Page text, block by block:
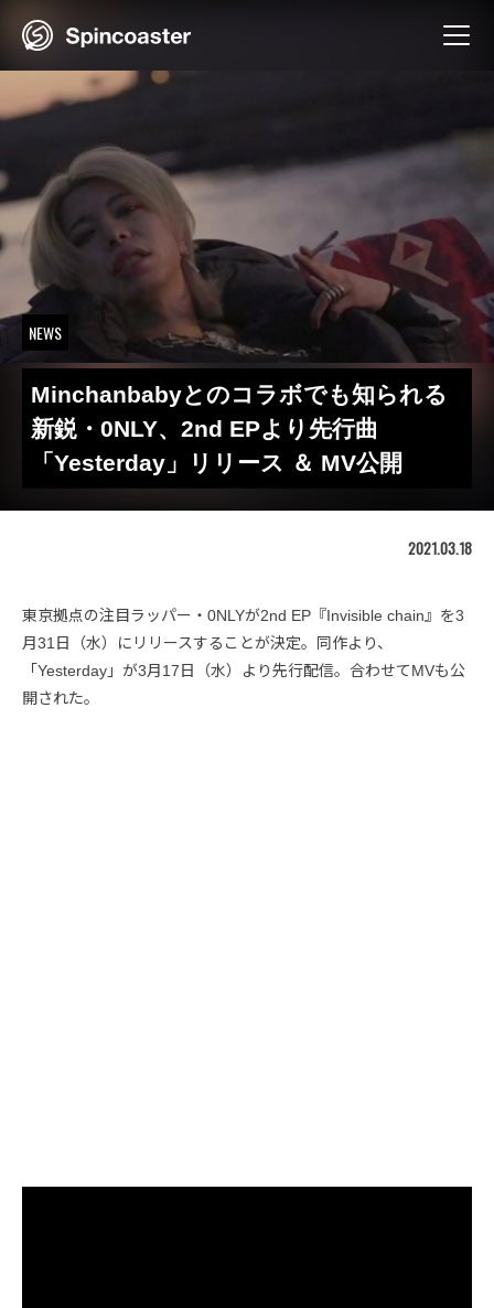
NEWS
Minchanbabyとのコラボでも知られる
新鋭・0NLY、2nd EPより先行曲
「Yesterday」リリース ＆ MV公開
2021.03.18
東京拠点の注目ラッパー・0NLYが2nd EP『Invisible chain』を3
月31日（水）にリリースすることが決定。同作より、
「Yesterday」が3月17日（水）より先行配信。合わせてMVも公
開された。